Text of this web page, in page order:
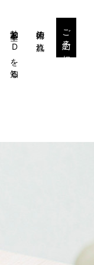
勃起不全・EDを知る 施術の流れ ご予約・ご相談